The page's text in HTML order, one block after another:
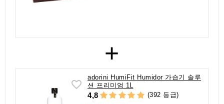
+
adorini HumiFit Humidor 가습기 솔루
션 프리미엄 1L
4,8 (392 등급)